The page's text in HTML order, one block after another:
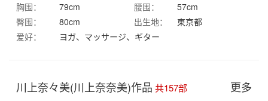
胸围：
79cm 腰围：
57cm
臀围：
80cm 出生地：
東京都
爱好：
ヨガ、マッサージ、ギター
更多
川上奈々美(川上奈奈美)作品 共157部